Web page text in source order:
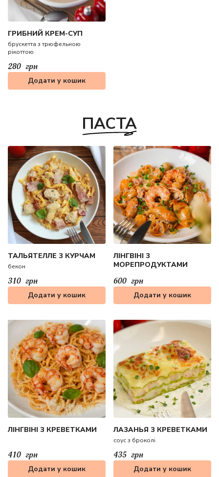
ГРИБНИЙ КРЕМ-СУП
брускетта з трюфельною
рікоттою
Додати у кошик
280 грн
ПАСТА
ТАЛЬЯТЕЛЛЕ З КУРЧАМ
бекон
Додати у кошик
310 грн
ЛІНГВІНІ З
МОРЕПРОДУКТАМИ
Додати у кошик
600 грн
ЛІНГВІНІ З КРЕВЕТКАМИ
Додати у кошик
410 грн
ЛАЗАНЬЯ З КРЕВЕТКАМИ
соус з броколі
Додати у кошик
435 грн